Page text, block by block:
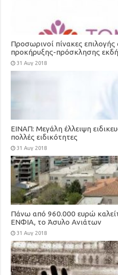
Προσωρινοί πίνακες
προκήρυξης-πρόσκλησης
για τη στελέχωση των
(ΤΟΜΥ)
31 Αυγ 2018
ΕΙΝΑΠ: Μεγάλη έλλειψη
πολλές ειδικότητες
31 Αυγ 2018
Πάνω από 960.000 ευρώ
ΕΝΦΙΑ, το Άσυλο Ανιάτων
31 Αυγ 2018